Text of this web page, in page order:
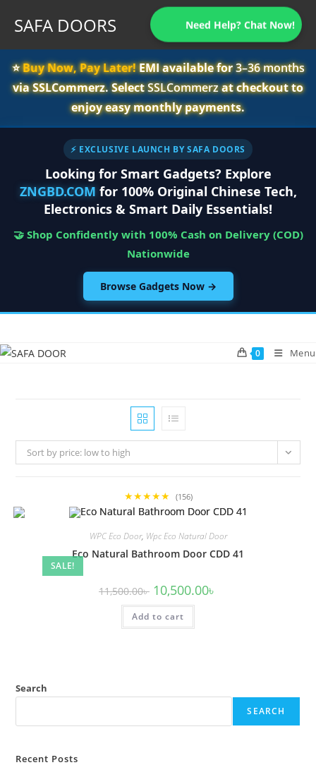
SAFA DOORS Need Help? Chat Now!
⭐️Buy Now, Pay Later!EMI available for3–36 months
via SSLCommerz. SelectSSLCommerzat checkout to
enjoy easy monthly payments.
⚡ EXCLUSIVE LAUNCH BY SAFA DOORS
Looking for Smart Gadgets? Explore
ZNGBD.COM for 100% Original Chinese Tech,
Electronics & Smart Daily Essentials!
🤝 Shop Confidently with 100% Cash on Delivery (COD)
Nationwide
Browse Gadgets Now →
content
0 Menu
Sort by price: low to high
★★★★★ (156)
SALE!
WPC Eco Door, Wpc Eco Natural Door
Eco Natural Bathroom Door CDD 41
11,500.00৳ Original
price
was:
11,500.00৳ .
10,500.00৳
Add to cart
Search
SEARCH
Recent Posts